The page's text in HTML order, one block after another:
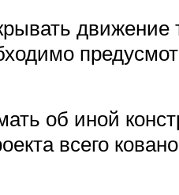
движение
об иной
всего